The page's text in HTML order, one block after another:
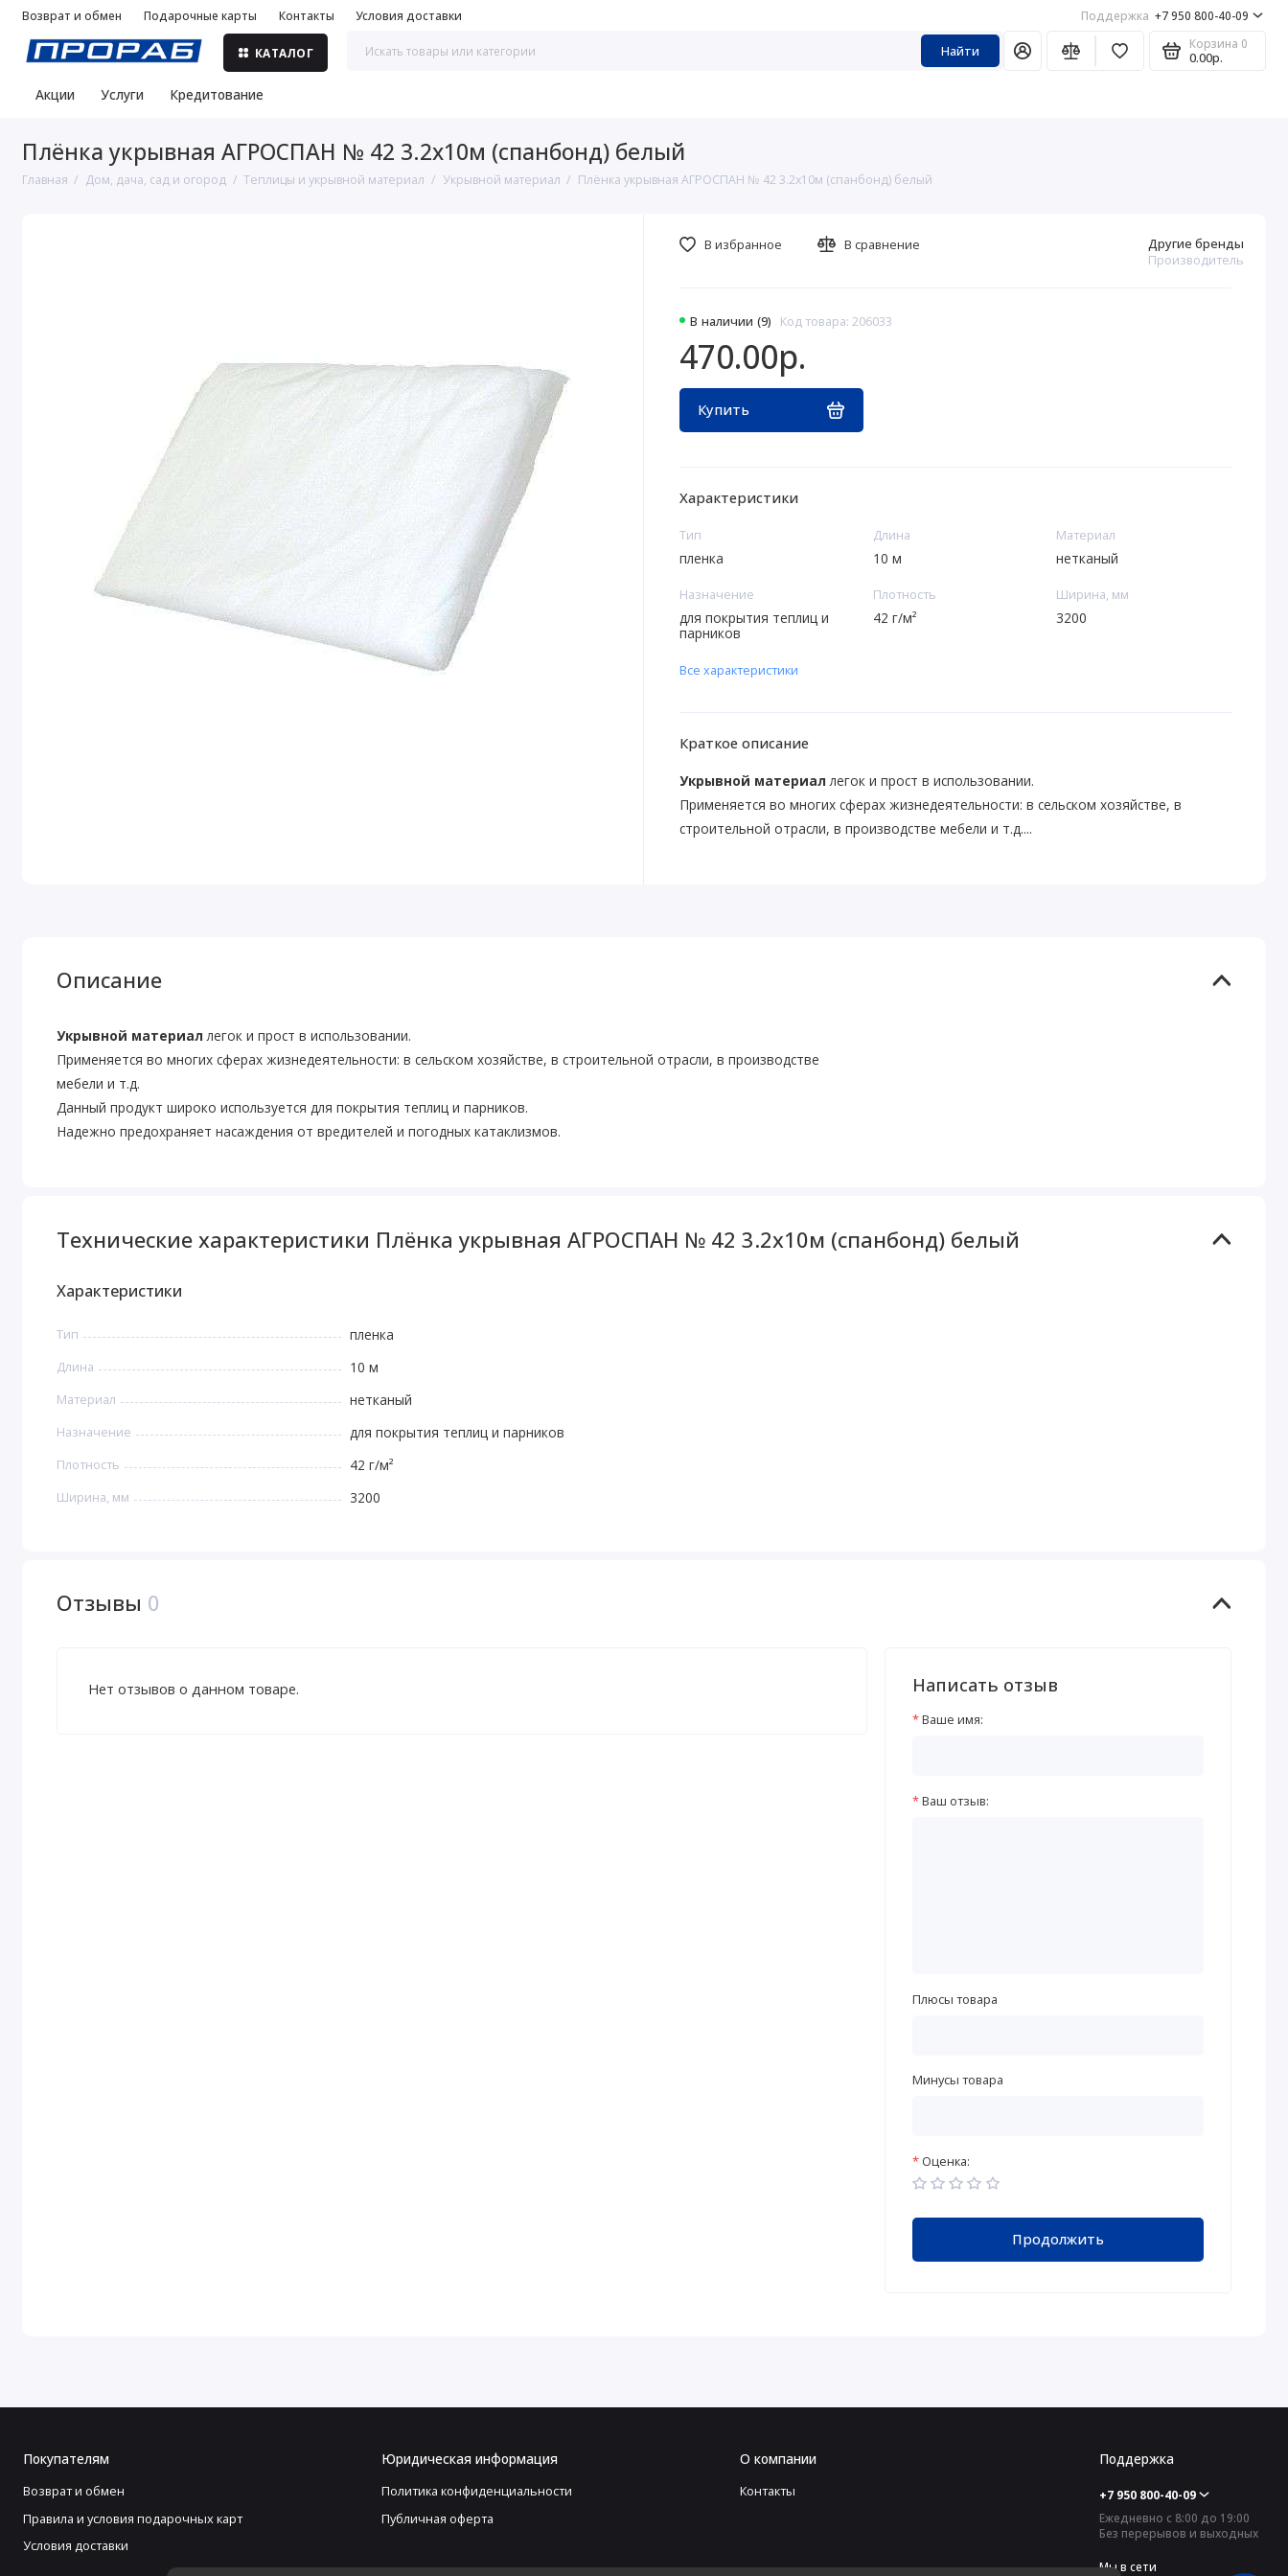
Возврат и обмен Подарочные карты Контакты Условия доставки Поддержка +7 950 800-40-09
КАТАЛОГ Найти Корзина 0
0.00р.
Акции Услуги Кредитование
Плёнка укрывная АГРОСПАН № 42 3.2х10м (спанбонд) белый
Главная Дом, дача, сад и огород Теплицы и укрывной материал Укрывной материал Плёнка укрывная АГРОСПАН № 42 3.2х10м (спанбонд) белый
В наличии (9) Код товара: 206033
Другие бренды
Производитель
470.00р.
Купить
В избранное В сравнение
Характеристики
Тип
пленка
Длина
10 м
Материал
нетканый
Назначение
для покрытия теплиц и
парников
Плотность
42 г/м²
Ширина, мм
3200
Все характеристики
Краткое описание
Укрывной материаллегок и прост в использовании.
Применяется во многих сферах жизнедеятельности: в сельском хозяйстве, в
строительной отрасли, в производстве мебели и т.д....
Описание
Укрывной материаллегок и прост в использовании.
Применяется во многих сферах жизнедеятельности: в сельском хозяйстве, в строительной отрасли, в производстве
мебели и т.д.
Данный продукт широко используется для покрытия теплиц и парников.
Надежно предохраняет насаждения от вредителей и погодных катаклизмов.
Технические характеристики Плёнка укрывная АГРОСПАН № 42 3.2х10м (спанбонд) белый
Характеристики
Тип пленка
Длина 10 м
Материал нетканый
Назначение для покрытия теплиц и парников
Плотность 42 г/м²
Ширина, мм 3200
Отзывы 0
Нет отзывов о данном товаре. Написать отзыв
Ваше имя:
Ваш отзыв:
Плюсы товара
Минусы товара
Оценка:
Продолжить
Покупателям
Возврат и обмен
Правила и условия подарочных карт
Условия доставки
Юридическая информация
Политика конфиденциальности
Публичная оферта
О компании
Контакты
Поддержка
+7 950 800-40-09
Ежедневно с 8:00 до 19:00
Без перерывов и выходных
Мы в сети